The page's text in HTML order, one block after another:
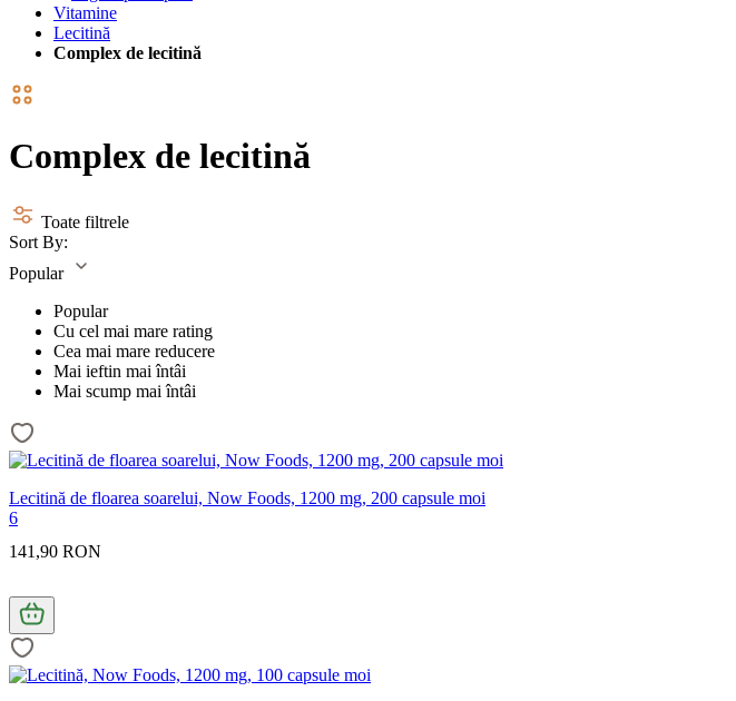
Vitamine
Lecitină
Complex de lecitină
Complex de lecitină
Toate filtrele
Sort By:
Popular
Popular
Cu cel mai mare rating
Cea mai mare reducere
Mai ieftin mai întâi
Mai scump mai întâi
Lecitină de floarea soarelui, Now Foods, 1200 mg, 200 capsule moi
6
141,90 RON